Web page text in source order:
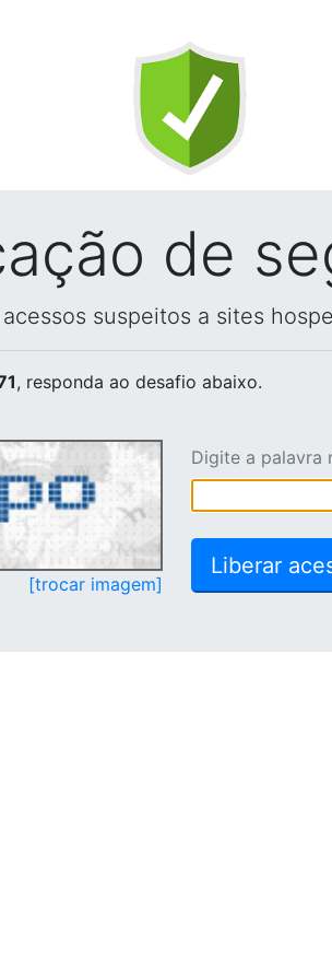
de
suspeitos a sites
, responda ao desafio abaixo.
[trocar imagem]
Digite a palavra